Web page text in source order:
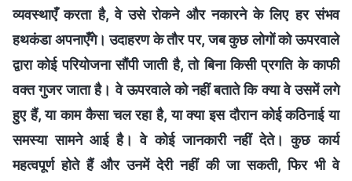
व्यवस्थाएँ करता है, वे उसे रोकने और नकारने के लिए हर संभव
हथकंडा अपनाएँगे। उदाहरण के तौर पर, जब कुछ लोगों को ऊपरवाले
द्वारा कोई परियोजना सौंपी जाती है, तो बिना किसी प्रगति के काफी
वक्त गुजर जाता है। वे ऊपरवाले को नहीं बताते कि क्या वे उसमें लगे
हुए हैं, या काम कैसा चल रहा है, या क्या इस दौरान कोई कठिनाई या
समस्या सामने आई है। वे कोई जानकारी नहीं देते। कुछ कार्य
महत्वपूर्ण होते हैं और उनमें देरी नहीं की जा सकती, फिर भी वे